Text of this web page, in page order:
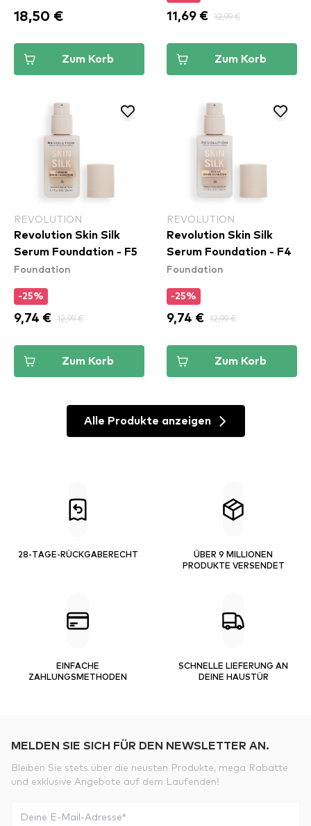
18,50 €
Zum Korb
11,69 € 12,99 €
Zum Korb
REVOLUTION
Revolution Skin Silk
Serum Foundation - F5
Foundation
-25%
9,74 € 12,99 €
Zum Korb
REVOLUTION
Revolution Skin Silk
Serum Foundation - F4
Foundation
-25%
9,74 € 12,99 €
Zum Korb
Alle Produkte anzeigen
28-TAGE-RÜCKGABERECHT
ÜBER 9 MILLIONEN
PRODUKTE VERSENDET
EINFACHE
ZAHLUNGSMETHODEN
SCHNELLE LIEFERUNG AN
DEINE HAUSTÜR
MELDEN SIE SICH FÜR DEN NEWSLETTER AN.
Bleiben Sie stets über die neusten Produkte, mega Rabatte
und exklusive Angebote auf dem Laufenden!